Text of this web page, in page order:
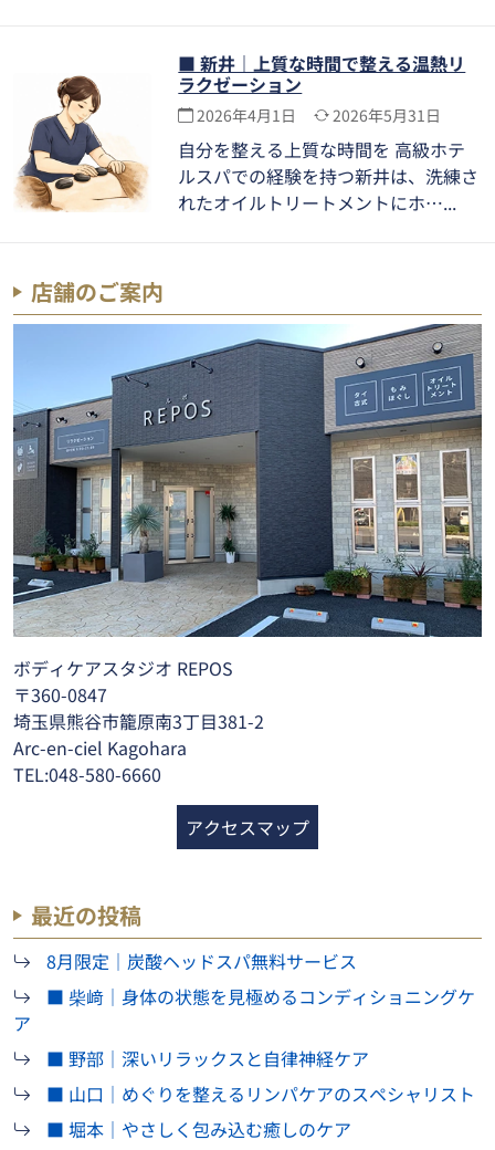
■ 新井｜上質な時間で整える温熱リ
ラクゼーション
2026年4月1日 2026年5月31日
自分を整える上質な時間を 高級ホテ
ルスパでの経験を持つ新井は、洗練さ
れたオイルトリートメントにホ…
店舗のご案内
ボディケアスタジオ REPOS
〒360-0847
埼玉県熊谷市籠原南3丁目381-2
Arc-en-ciel Kagohara
TEL:048-580-6660
アクセスマップ
最近の投稿
8月限定｜炭酸ヘッドスパ無料サービス
■ 柴﨑｜身体の状態を見極めるコンディショニングケ
ア
■ 野部｜深いリラックスと自律神経ケア
■ 山口｜めぐりを整えるリンパケアのスペシャリスト
■ 堀本｜やさしく包み込む癒しのケア